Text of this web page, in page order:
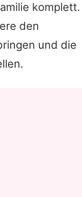
komplett.
den
und die